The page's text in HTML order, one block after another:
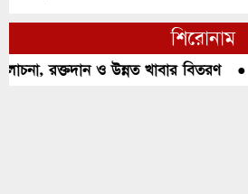
শিরোনাম
রক্তদান ও উন্নত খাবার বিতরণ●